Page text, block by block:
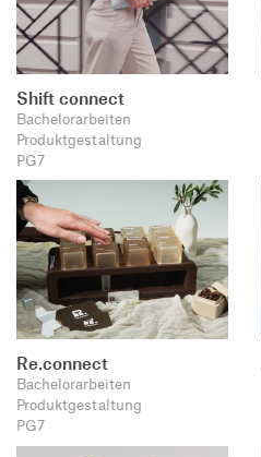
Shift connect
Bachelorarbeiten
Produktgestaltung
PG7
Re.connect
Bachelorarbeiten
Produktgestaltung
PG7